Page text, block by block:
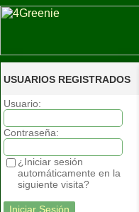
USUARIOS REGISTRADOS
Usuario:
Contraseña:
¿Iniciar sesión
automáticamente en la
siguiente visita?